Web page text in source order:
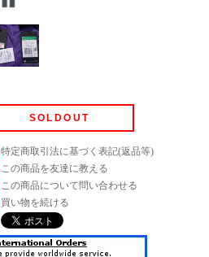
SOLDOUT
特定商取引法に基づく表記(返品等)
この商品を友達に教える
この商品について問い合わせる
買い物を続ける